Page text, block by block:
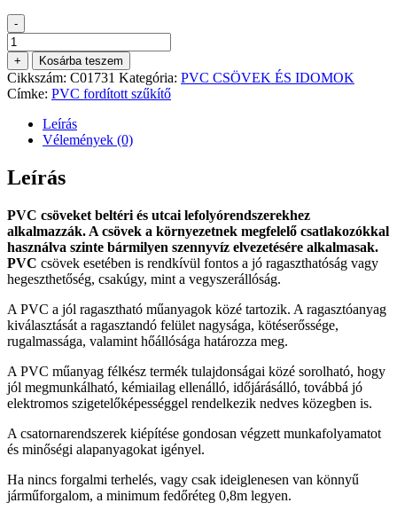
-
PVC
fordított
szűkítő-
32-
40
mennyiség
+ Kosárba teszem
Cikkszám: C01731 Kategória: PVC CSÖVEK ÉS IDOMOK
Címke: PVC fordított szűkítő
Leírás
Vélemények (0)
Leírás
PVC csöveket beltéri és utcai lefolyórendszerekhez
alkalmazzák. A csövek a környezetnek megfelelő csatlakozókkal
használva szinte bármilyen szennyvíz elvezetésére alkalmasak.
PVC csövek esetében is rendkívül fontos a jó ragaszthatóság vagy
hegeszthetőség, csakúgy, mint a vegyszerállóság.
A PVC a jól ragasztható műanyagok közé tartozik. A ragasztóanyag
kiválasztását a ragasztandó felület nagysága, kötéserőssége,
rugalmassága, valamint hőállósága határozza meg.
A PVC műanyag félkész termék tulajdonságai közé sorolható, hogy
jól megmunkálható, kémiailag ellenálló, időjárásálló, továbbá jó
elektromos szigetelőképességgel rendelkezik nedves közegben is.
A csatornarendszerek kiépítése gondosan végzett munkafolyamatot
és minőségi alapanyagokat igényel.
Ha nincs forgalmi terhelés, vagy csak ideiglenesen van könnyű
járműforgalom, a minimum fedőréteg 0,8m legyen.